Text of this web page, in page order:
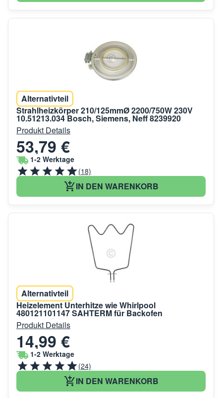
Alternativteil
Strahlheizkörper 210/125mmØ 2200/750W 230V
10.51213.034 Bosch, Siemens, Neff 8239920
Produkt Details
53,79 €
1-2 Werktage
(18)
IN DEN WARENKORB
Alternativteil
Heizelement Unterhitze wie Whirlpool
480121101147 SAHTERM für Backofen
Produkt Details
14,99 €
1-2 Werktage
(24)
IN DEN WARENKORB